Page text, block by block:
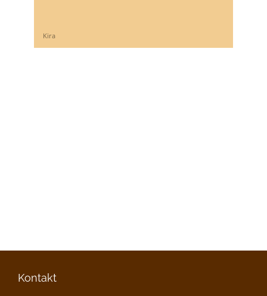
Kira
Kontakt